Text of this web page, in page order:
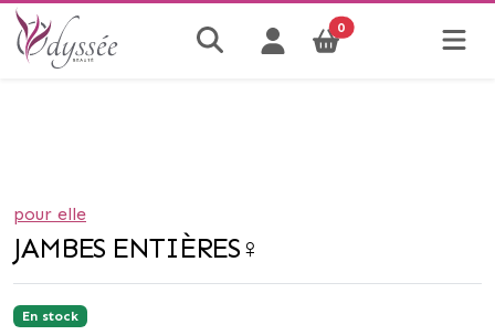
0
pour elle
JAMBES ENTIÈRES♀
En stock